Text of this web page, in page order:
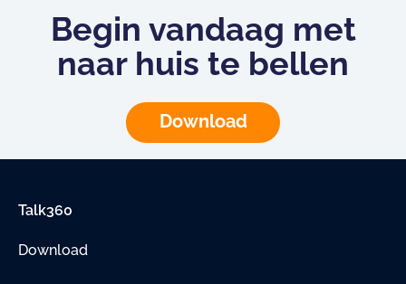
Begin vandaag met
naar huis te bellen
Download
Talk360
Download